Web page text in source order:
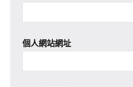
個人網站網址